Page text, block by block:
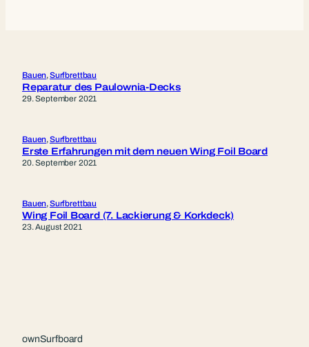
Bauen, Surfbrettbau
Reparatur des Paulownia-Decks
29. September 2021
Bauen, Surfbrettbau
Erste Erfahrungen mit dem neuen Wing Foil Board
20. September 2021
Bauen, Surfbrettbau
Wing Foil Board (7. Lackierung & Korkdeck)
23. August 2021
ownSurfboard